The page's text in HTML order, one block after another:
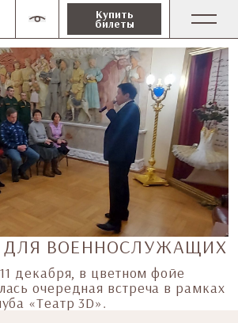
Купить
билеты
ДЛЯ ВОЕННОСЛУЖАЩИХ
декабря, в цветном фойе
очередная встреча в рамках
«Театр 3D».